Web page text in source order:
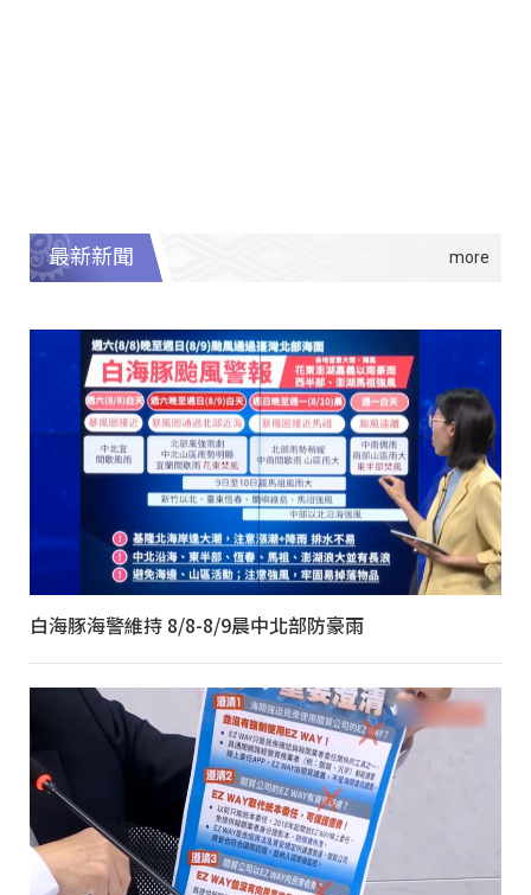
最新新聞
白海豚海警維持 8/8-8/9晨中北部防豪雨